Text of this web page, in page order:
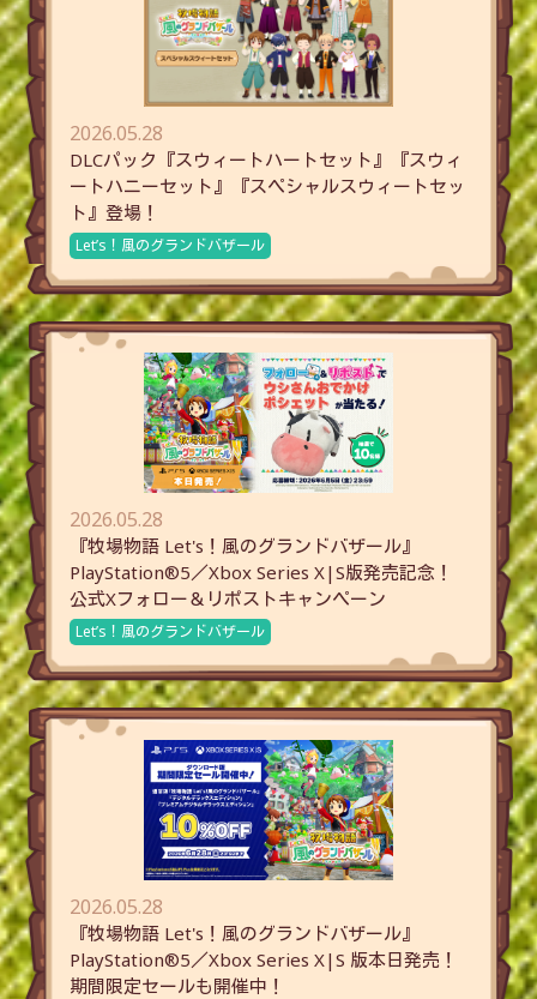
2026.05.28
DLCパック『スウィートハートセット』『スウィ
ートハニーセット』『スペシャルスウィートセッ
ト』登場！
Let’s！風のグランドバザール
2026.05.28
『牧場物語 Let's！風のグランドバザール』
PlayStation®5／Xbox Series X|S版発売記念！
公式Xフォロー＆リポストキャンペーン
Let’s！風のグランドバザール
2026.05.28
『牧場物語 Let's！風のグランドバザール』
PlayStation®5／Xbox Series X|S 版本日発売！
期間限定セールも開催中！